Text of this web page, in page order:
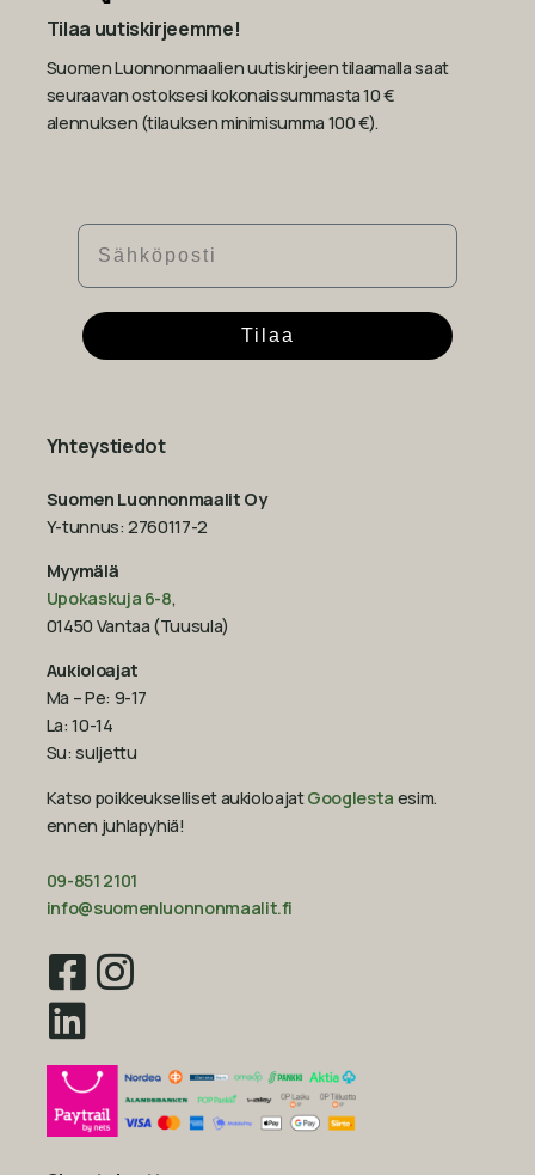
Tilaa uutiskirjeemme!
Suomen Luonnonmaalien uutiskirjeen tilaamalla saat
seuraavan ostoksesi kokonaissummasta 10 €
alennuksen (tilauksen minimisumma 100 €).
Sähköposti
Tilaa
Yhteystiedot
Suomen Luonnonmaalit Oy
Y-tunnus: 2760117-2
Myymälä
Upokaskuja 6-8,
01450 Vantaa (Tuusula)
Aukioloajat
Ma – Pe: 9-17
La: 10-14
Su: suljettu
Katso poikkeukselliset aukioloajatGooglesta esim.
ennen juhlapyhiä!‍
09-851 2101
info@suomenluonnonmaalit.fi